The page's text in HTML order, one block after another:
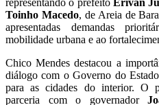
representando o prefeito Erivan
Toinho Macedo, de Areia de
apresentadas demandas
mobilidade urbana e ao
Chico Mendes destacou a
diálogo com o Governo do
para as cidades do interior. O
parceria com o governador